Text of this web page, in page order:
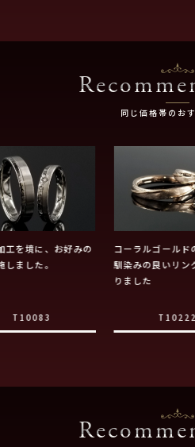
同じ価格帯のお
工を境に、お好みの
しました。
T10083
コーラルゴールド
馴染みの良いリン
りました
T10222